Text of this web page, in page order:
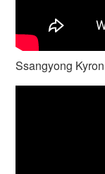
Ssangyong